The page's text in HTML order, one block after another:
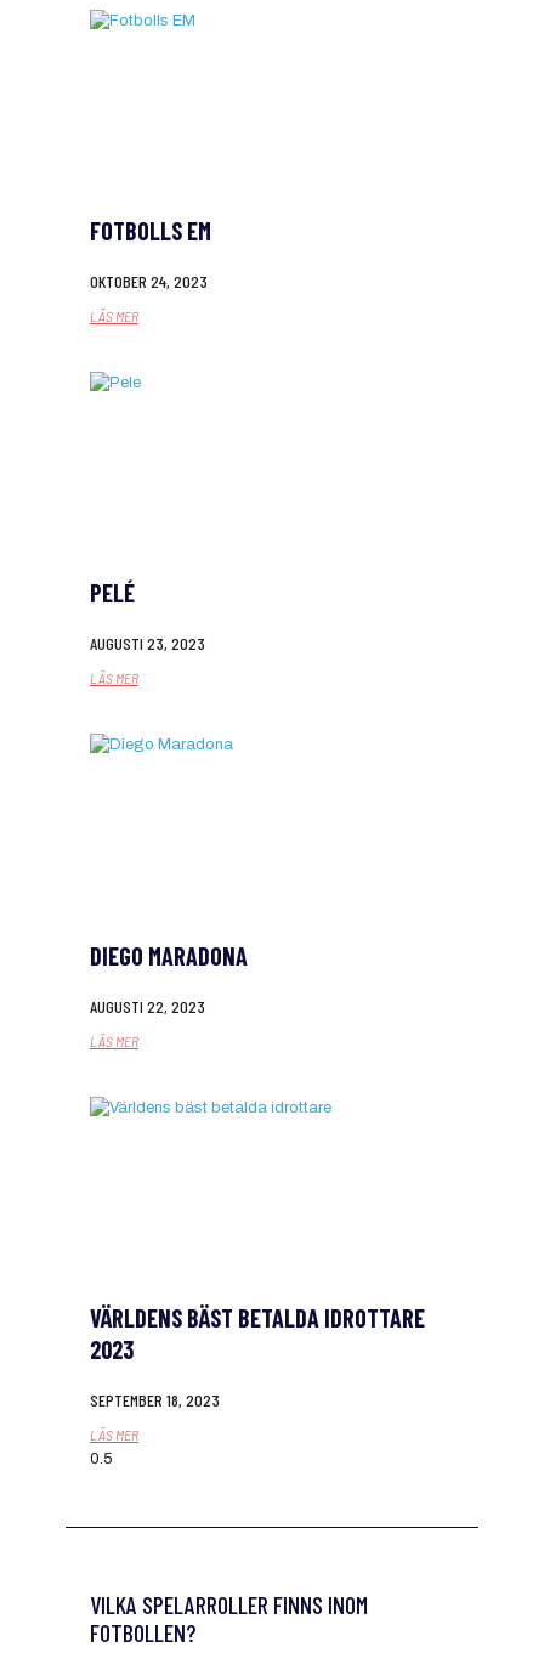
FOTBOLLS EM
OKTOBER 24, 2023
LÄS MER
PELÉ
AUGUSTI 23, 2023
LÄS MER
DIEGO MARADONA
AUGUSTI 22, 2023
LÄS MER
VÄRLDENS BÄST BETALDA IDROTTARE
2023
SEPTEMBER 18, 2023
LÄS MER
VILKA SPELARROLLER FINNS INOM
FOTBOLLEN?